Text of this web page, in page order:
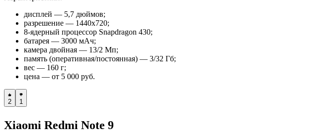
дисплей — 5,7 дюймов;
разрешение — 1440х720;
8-ядерный процессор Snapdragon 430;
батарея — 3000 мАч;
камера двойная — 13/2 Мп;
память (оперативная/постоянная) — 3/32 Гб;
вес — 160 г;
цена — от 5 000 руб.
2 1
Xiaomi Redmi Note 9